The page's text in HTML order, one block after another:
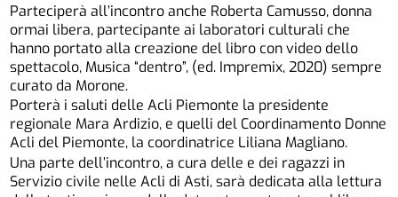
Parteciperà all’incontro anche Roberta Camusso, donna
ormai libera, partecipante ai laboratori culturali che
hanno portato alla creazione del libro con video dello
spettacolo, Musica “dentro”, (ed. Impremix, 2020) sempre
curato da Morone.
Porterà i saluti delle Acli Piemonte la presidente
regionale Mara Ardizio, e quelli del Coordinamento Donne
Acli del Piemonte, la coordinatrice Liliana Magliano.
Una parte dell’incontro, a cura delle e dei ragazzi in
Servizio civile nelle Acli di Asti, sarà dedicata alla lettura